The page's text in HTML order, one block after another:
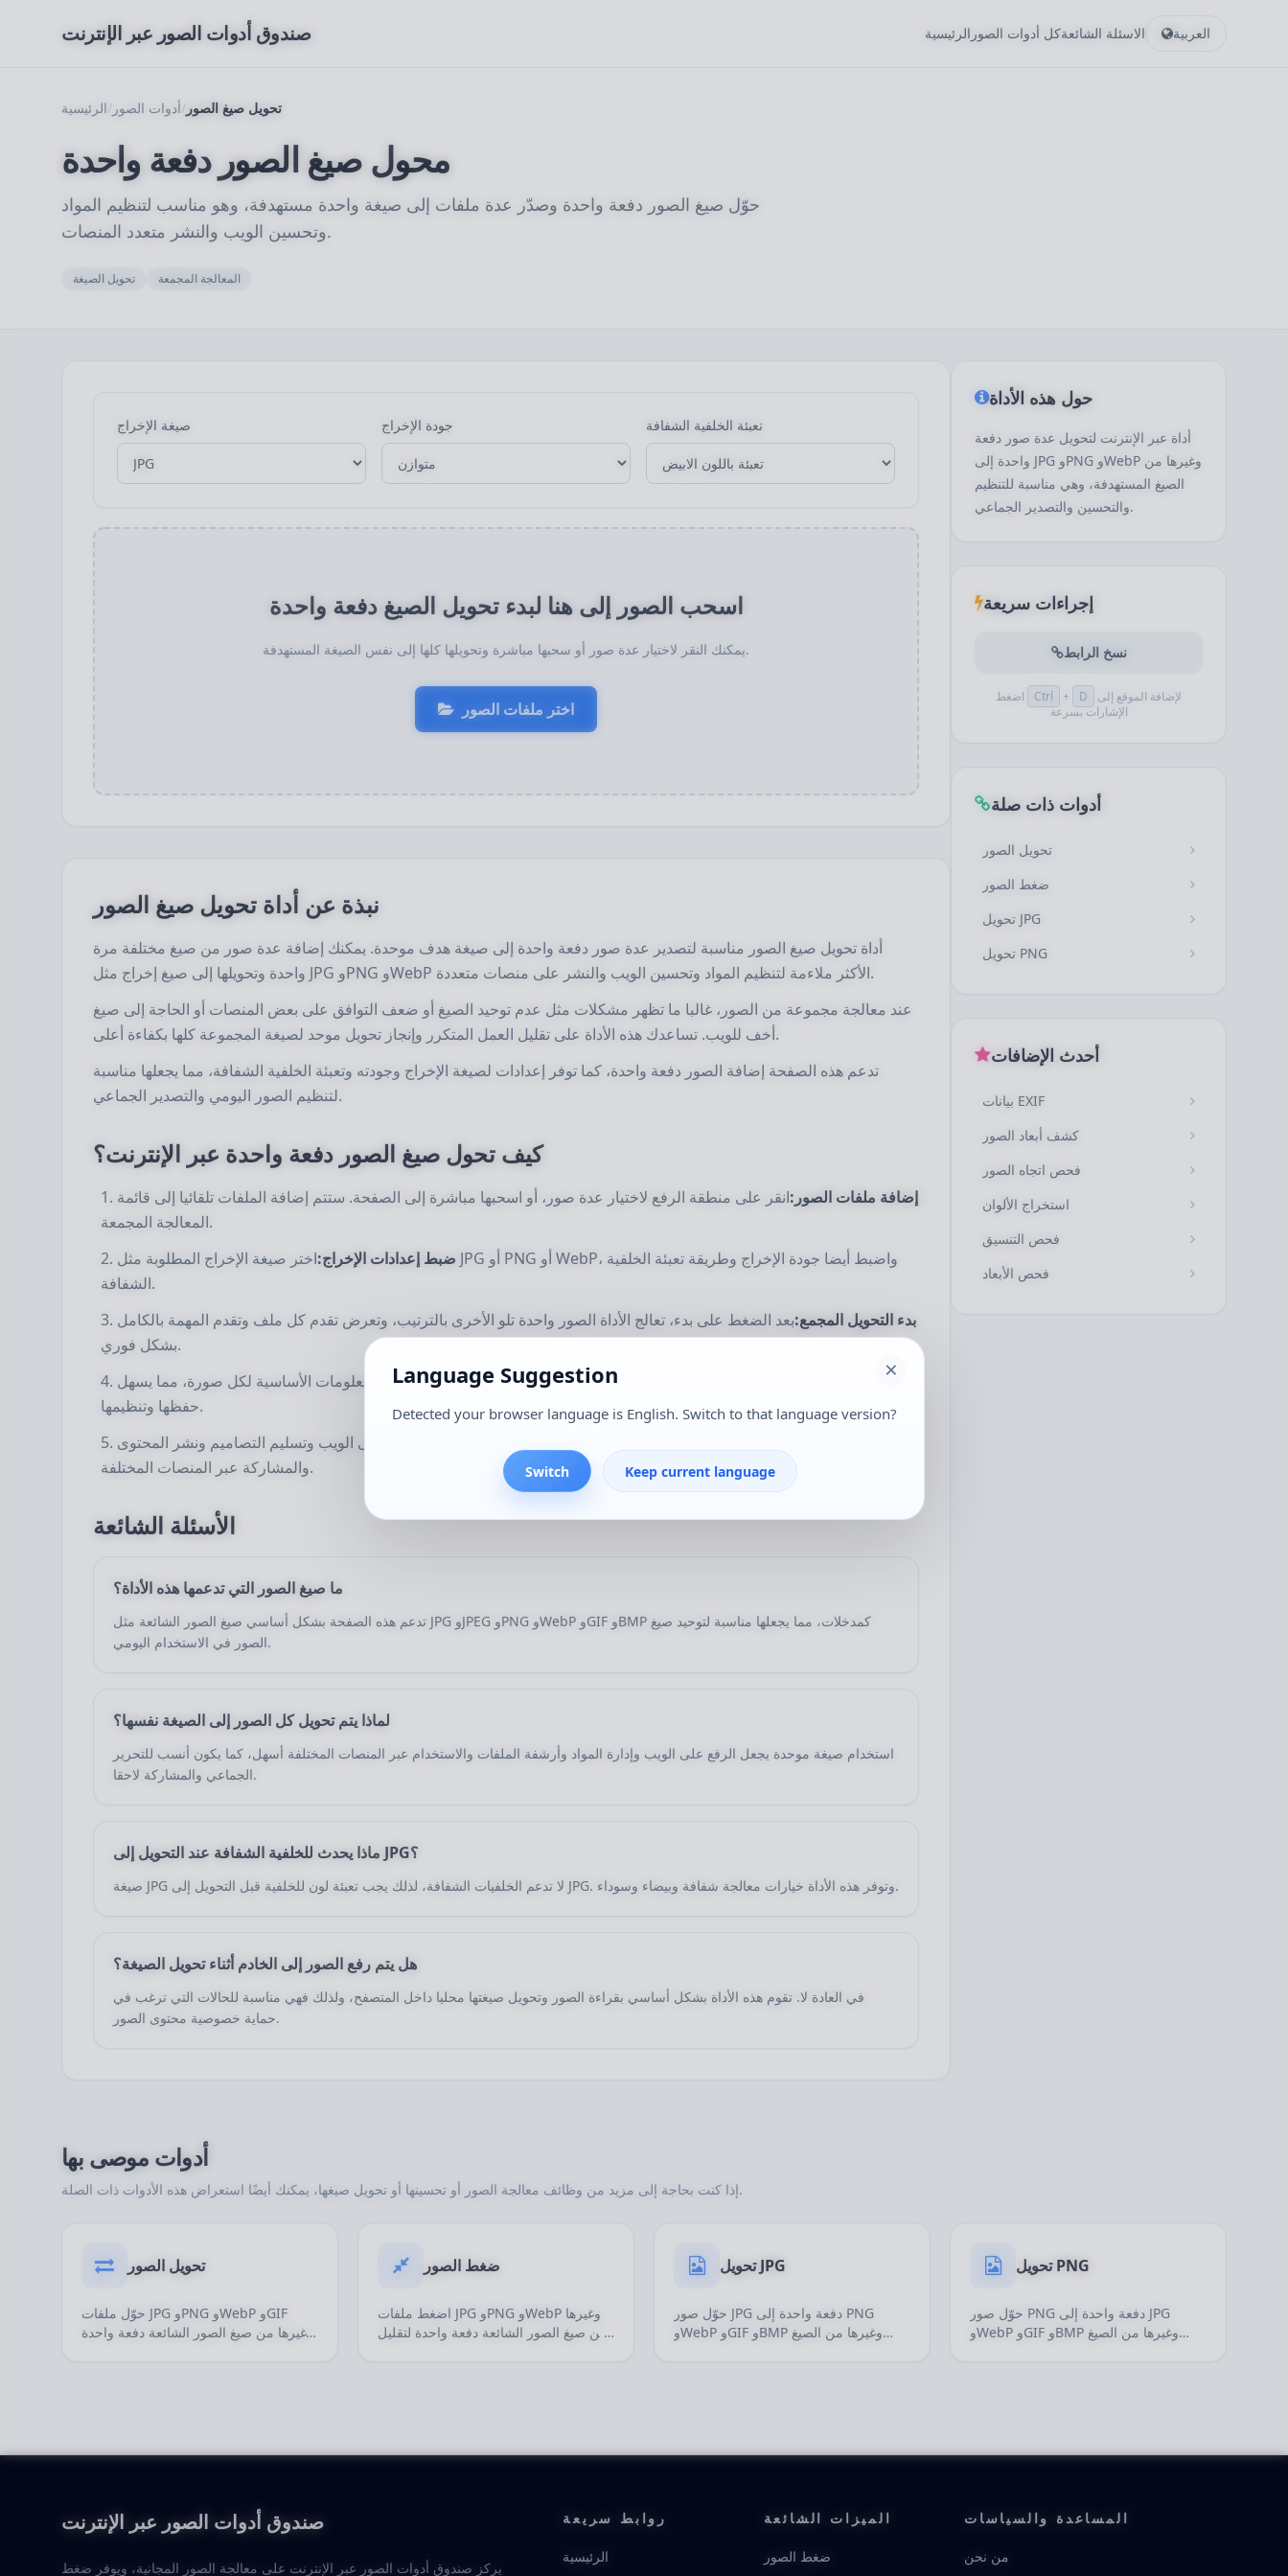
صندوق أدوات الصور عبر الإنترنت الرئيسية كل أدوات الصورالاسئلة الشائعة العربية
الرئيسية/ أدوات الصور/ تحويل صيغ الصور
محول صيغ الصور دفعة واحدة
حوّل صيغ الصور دفعة واحدة وصدّر عدة ملفات إلى صيغة واحدة مستهدفة، وهو مناسب لتنظيم المواد
وتحسين الويب والنشر متعدد المنصات.
تحويل الصيغة المعالجة المجمعة
صيغة الإخراج جودة الإخراج تعبئة الخلفية الشفافة
اسحب الصور إلى هنا لبدء تحويل الصيغ دفعة واحدة
يمكنك النقر لاختيار عدة صور أو سحبها مباشرة وتحويلها كلها إلى نفس الصيغة المستهدفة.
اختر ملفات الصور
نبذة عن أداة تحويل صيغ الصور
أداة تحويل صيغ الصور مناسبة لتصدير عدة صور دفعة واحدة إلى صيغة هدف موحدة. يمكنك إضافة عدة صور من صيغ مختلفة مرة
واحدة وتحويلها إلى صيغ إخراج مثل JPG وPNG وWebP الأكثر ملاءمة لتنظيم المواد وتحسين الويب والنشر على منصات متعددة.
عند معالجة مجموعة من الصور، غالبا ما تظهر مشكلات مثل عدم توحيد الصيغ أو ضعف التوافق على بعض المنصات أو الحاجة إلى صيغ
أخف للويب. تساعدك هذه الأداة على تقليل العمل المتكرر وإنجاز تحويل موحد لصيغة المجموعة كلها بكفاءة أعلى.
تدعم هذه الصفحة إضافة الصور دفعة واحدة، كما توفر إعدادات لصيغة الإخراج وجودته وتعبئة الخلفية الشفافة، مما يجعلها مناسبة
لتنظيم الصور اليومي والتصدير الجماعي.
كيف تحول صيغ الصور دفعة واحدة عبر الإنترنت؟
إضافة ملفات الصور:انقر على منطقة الرفع لاختيار عدة صور، أو اسحبها مباشرة إلى الصفحة. ستتم إضافة الملفات تلقائيا إلى قائمة
المعالجة المجمعة.
ضبط إعدادات الإخراج:اختر صيغة الإخراج المطلوبة مثل JPG أو PNG أو WebP، واضبط أيضا جودة الإخراج وطريقة تعبئة الخلفية
الشفافة.
بدء التحويل المجمع:بعد الضغط على بدء، تعالج الأداة الصور واحدة تلو الأخرى بالترتيب، وتعرض تقدم كل ملف وتقدم المهمة بالكامل
بشكل فوري.
مراجعة نتائج الإخراج:
بعد اكتمال التحويل، يمكنك مراجعة صيغة الإخراج وحجم الملف والمعلومات الأساسية لكل صورة، مما يسهل
حفظها وتنظيمها.
تصبح الصور الناتجة بعد المعالجة أنسب للرفع على الويب وتسليم التصاميم ونشر المحتوى
والمشاركة عبر المنصات المختلفة.
الأسئلة الشائعة
ما صيغ الصور التي تدعمها هذه الأداة؟
تدعم هذه الصفحة بشكل أساسي صيغ الصور الشائعة مثل JPG وJPEG وPNG وWebP وGIF وBMP كمدخلات، مما يجعلها مناسبة لتوحيد صيغ
الصور في الاستخدام اليومي.
لماذا يتم تحويل كل الصور إلى الصيغة نفسها؟
استخدام صيغة موحدة يجعل الرفع على الويب وإدارة المواد وأرشفة الملفات والاستخدام عبر المنصات المختلفة أسهل، كما يكون أنسب للتحرير
الجماعي والمشاركة لاحقا.
ماذا يحدث للخلفية الشفافة عند التحويل إلى JPG؟
صيغة JPG لا تدعم الخلفيات الشفافة، لذلك يجب تعبئة لون للخلفية قبل التحويل إلى JPG. وتوفر هذه الأداة خيارات معالجة شفافة وبيضاء وسوداء.
هل يتم رفع الصور إلى الخادم أثناء تحويل الصيغة؟
في العادة لا. تقوم هذه الأداة بشكل أساسي بقراءة الصور وتحويل صيغتها محليا داخل المتصفح، ولذلك فهي مناسبة للحالات التي ترغب في
حماية خصوصية محتوى الصور.
حول هذه الأداة
أداة عبر الإنترنت لتحويل عدة صور دفعة
واحدة إلى JPG وPNG وWebP وغيرها من
الصيغ المستهدفة، وهي مناسبة للتنظيم
والتحسين والتصدير الجماعي.
إجراءات سريعة
نسخ الرابط
Ctrl + D
الإشارات بسرعة
أدوات ذات صلة
تحويل الصور
ضغط الصور
تحويل JPG
تحويل PNG
أحدث الإضافات
بيانات EXIF
كشف أبعاد الصور
فحص اتجاه الصور
استخراج الألوان
فحص التنسيق
فحص الأبعاد
أدوات موصى بها
إذا كنت بحاجة إلى مزيد من وظائف معالجة الصور أو تحسينها أو تحويل صيغها، يمكنك أيضًا استعراض هذه الأدوات ذات الصلة.
تحويل الصور
حوّل ملفات JPG وPNG وWebP وGIF
وغيرها من صيغ الصور الشائعة دفعة واحدة
ضغط الصور
اضغط ملفات JPG وPNG وWebP وغيرها
من صيغ الصور الشائعة دفعة واحدة لتقليل
تحويل JPG
حوّل صور JPG دفعة واحدة إلى PNG
وWebP وGIF وBMP وغيرها من الصيغ
تحويل PNG
حوّل صور PNG دفعة واحدة إلى JPG
وWebP وGIF وBMP وغيرها من الصيغ
صندوق أدوات الصور عبر الإنترنت
يركز صندوق أدوات الصور عبر الإنترنت على معالجة الصور المجانية، ويوفر ضغط
روابط سريعة
الرئيسية
الميزات الشائعة
ضغط الصور
المساعدة والسياسات
من نحن
Language Suggestion
Detected your browser language is English. Switch to that language version?
Switch Keep current language